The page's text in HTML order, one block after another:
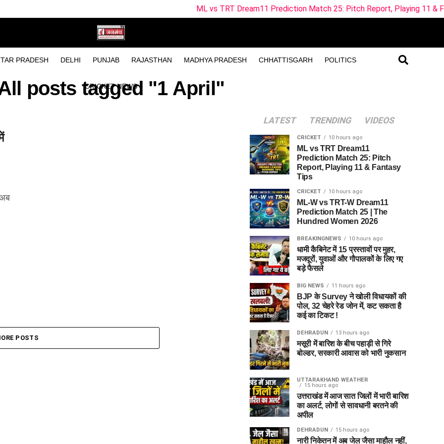
PRADESH DELHI PUNJAB RAJASTHAN MADHYA PRADESH CHHATTISGARH POLITICS
CRICKET NEWS
ML vs TRT Dream11 Prediction Match 25: Pitch Report, Playing 11 & Fantasy
posts tagged "1 April"
अब
POSTS
LATEST TRENDING VIDEOS
CRICKET 10 hours ago
ML vs TRT Dream11
Prediction Match 25: Pitch
Report, Playing 11 & Fantasy
Tips
CRICKET 10 hours ago
ML-W vs TRT-W Dream11
Prediction Match 25 | The
Hundred Women 2026
BREAKINGNEWS 10 hours ago
धामी कैबिनेट में 15 प्रस्तावों पर मुहर,
मजदूरों, युवाओं और गौपालकों के लिए गए
बड़े फैसले
BIG NEWS 11 hours ago
BJP के Survey ने खोली विधायकों की
पोल, 32 चेहरे रेड जोन में, कट सकता है
कई का टिकट !
DEHRADUN 13 hours ago
मसूरी में बारिश के बीच पहाड़ी से गिरे
बोल्डर, सरकारी आवास को भारी नुकसान
UTTARAKHAND WEATHER
15 hours ago
उत्तराखंड में आज सात जिलों में भारी बारिश
का अलर्ट, लोगों से सावधानी बरतने की
अपील
DEHRADUN 15 hours ago
नारी निकेतन में अब जेल जैसा माहौल नहीं,